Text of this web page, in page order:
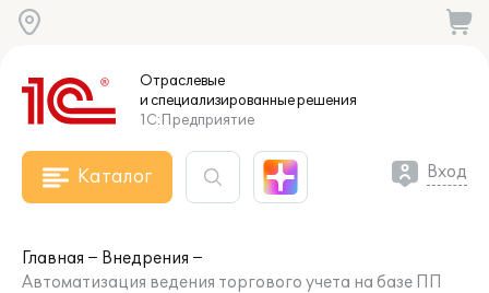
Отраслевые
и специализированныерешения
1С:Предприятие
Каталог Вход
Главная
Внедрения
Автоматизация ведения торгового учета на базе ПП